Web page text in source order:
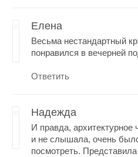
Елена
Весьма нестандартный
понравился в вечерней
Ответить
Надежда
И правда, архитектурное
и не слышала, очень
посмотреть.